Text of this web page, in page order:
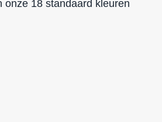
onze 18 standaard kleuren